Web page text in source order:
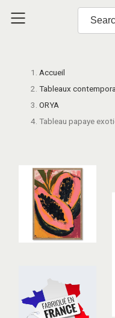
Accueil
Tableaux
ORYA
Tableau papaye